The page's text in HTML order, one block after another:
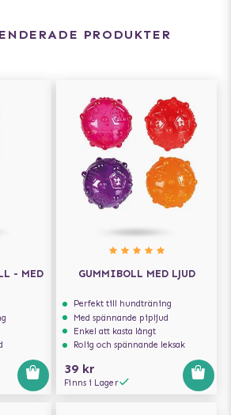
PRODUKTER
- MED
GUMMIBOLL MED LJUD
Perfekt till hundträning
Med spännande pipljud
Enkel att kasta långt
Rolig och spännande leksak
39 kr
Finns i Lager